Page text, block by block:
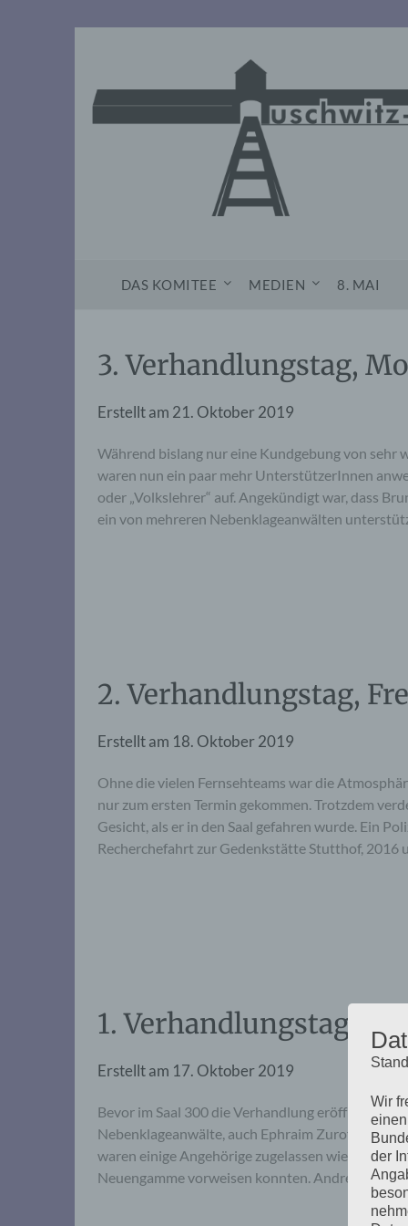
DAS KOMITEE MEDIEN 8. MAI
3. Verhandlungstag,
Erstellt am 21. Oktober 2019
Während bislang nur eine Kundgebung von sehr
waren nun ein paar mehr UnterstützerInnen
oder „Volkslehrer“ auf. Angekündigt war, dass
ein von mehreren Nebenklageanwälten
2. Verhandlungstag,
Erstellt am 18. Oktober 2019
Ohne die vielen Fernsehteams war die
nur zum ersten Termin gekommen. Trotzdem
Gesicht, als er in den Saal gefahren wurde. Ein
Recherchefahrt zur Gedenkstätte Stutthof, 2016
1. Verhandlungstag,
Erstellt am 17. Oktober 2019
Bevor im Saal 300 die Verhandlung eröffnet
Nebenklageanwälte, auch Ephraim Zuroff vom
waren einige Angehörige zugelassen wie auch
Neuengamme vorweisen konnten. Andrea vom
Wir
der